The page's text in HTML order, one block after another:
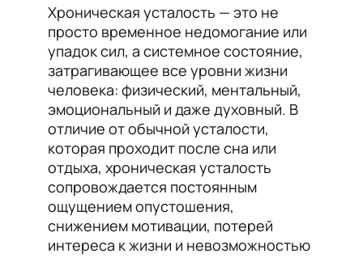
Хроническая усталость — это не
просто временное недомогание или
упадок сил, а системное состояние,
затрагивающее все уровни жизни
человека: физический, ментальный,
эмоциональный и даже духовный. В
отличие от обычной усталости,
которая проходит после сна или
отдыха, хроническая усталость
сопровождается постоянным
ощущением опустошения,
снижением мотивации, потерей
интереса к жизни и невозможностью